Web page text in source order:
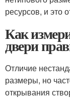
ресурсов, и это
Как
двери
Отличие
размеры, но
открывания